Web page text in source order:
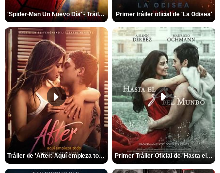
'Spider-Man Un Nuevo Día' - Tráiler oficial subtitulado Primer tráiler oficial de 'La Odisea'
Tráiler de 'After: Aquí empieza todo' Primer Tráiler Oficial de 'Hasta el fin del mundo'